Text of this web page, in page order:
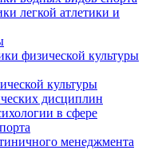
легкой атлетики и
физической культуры
культуры
дисциплин
в сфере
менеджмента